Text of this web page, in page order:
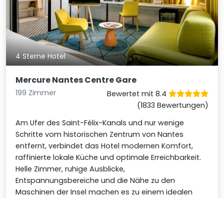
4 Sterne Hotel
Mercure Nantes Centre Gare
199 Zimmer
Bewertet mit 8.4
(1833 Bewertungen)
Am Ufer des Saint-Félix-Kanals und nur wenige
Schritte vom historischen Zentrum von Nantes
entfernt, verbindet das Hotel modernen Komfort,
raffinierte lokale Küche und optimale Erreichbarkeit.
Helle Zimmer, ruhige Ausblicke,
Entspannungsbereiche und die Nähe zu den
Maschinen der Insel machen es zu einem idealen